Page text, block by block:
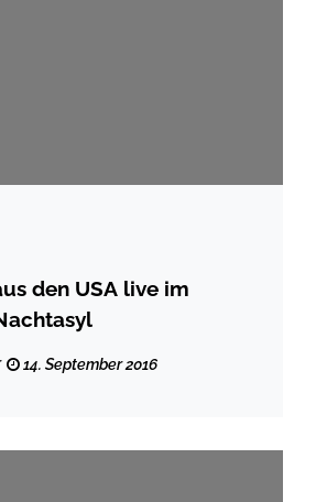
den USA live im
14. September 2016